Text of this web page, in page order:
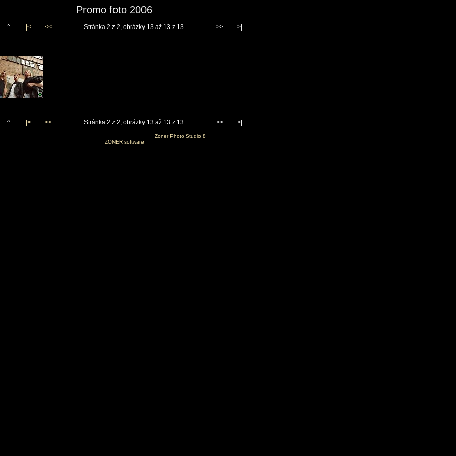
Promo foto 2006
^ |< << Stránka 2 z 2, obrázky 13 až 13 z 13 >> >|
^ |< << Stránka 2 z 2, obrázky 13 až 13 z 13 >> >|
Zoner Photo Studio 8
ZONER software